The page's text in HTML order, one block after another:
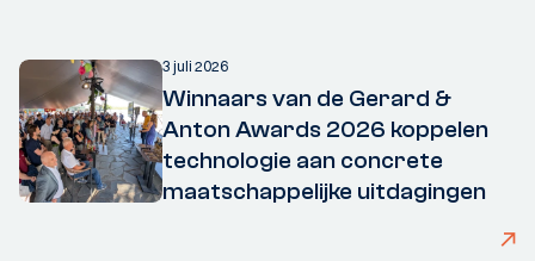
3 juli 2026
Winnaars van de Gerard &
Anton Awards 2026 koppelen
technologie aan concrete
maatschappelijke uitdagingen